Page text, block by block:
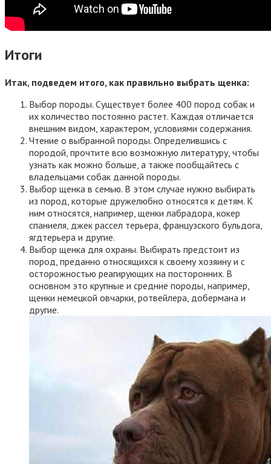
Итоги
Итак, подведем итого, как правильно выбрать щенка:
Выбор породы. Существует более 400 пород собак и
их количество постоянно растет. Каждая отличается
внешним видом, характером, условиями содержания.
Чтение о выбранной породы. Определившись с
породой, прочтите всю возможную литературу, чтобы
узнать как можно больше, а также пообщайтесь с
владельцами собак данной породы.
Выбор щенка в семью. В этом случае нужно выбирать
из пород, которые дружелюбно относятся к детям. К
ним относятся, например, щенки лабрадора, кокер
спаниеля, джек рассел терьера, французского бульдога,
ягдтерьера и другие.
Выбор щенка для охраны. Выбирать предстоит из
пород, преданно относящихся к своему хозяину и с
осторожностью реагирующих на посторонних. В
основном это крупные и средние породы, например,
щенки немецкой овчарки, ротвейлера, добермана и
другие.